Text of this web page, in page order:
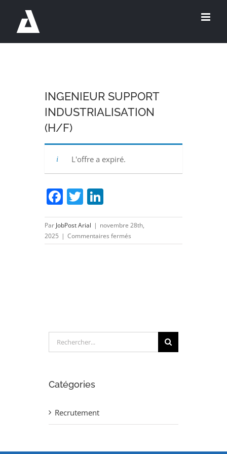
contenu
INGENIEUR SUPPORT
INDUSTRIALISATION
(H/F)
L'offre a expiré.
Facebook
Twitter
Par JobPost Arial | novembre 28th,
2025 | Commentaires fermés
INGENIEUR
Rechercher:
Catégories
Recrutement